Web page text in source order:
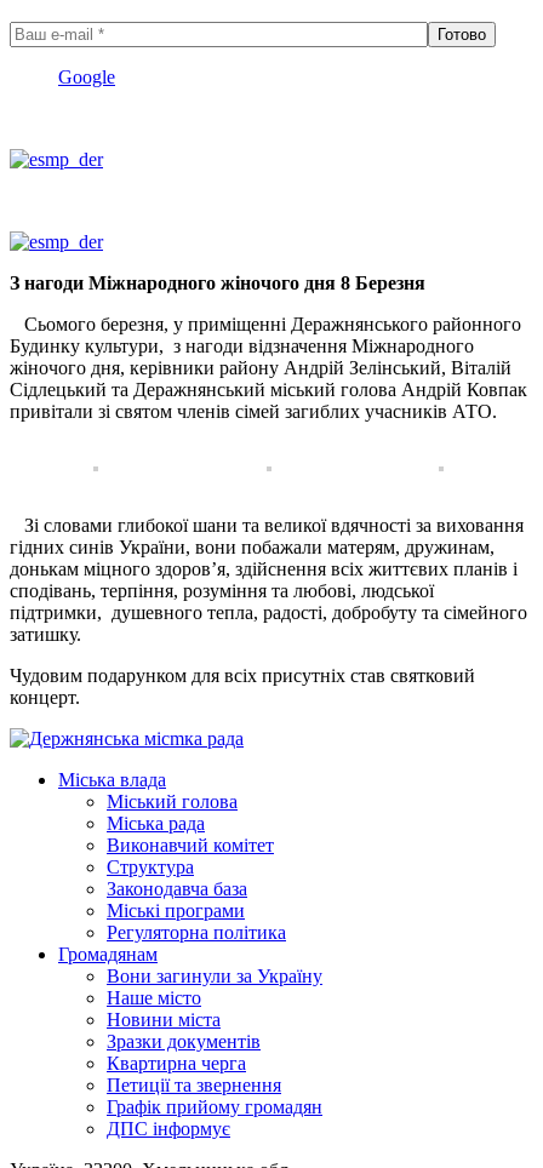
Google
З нагоди Міжнародного жіночого дня 8 Березня
Сьомого березня, у приміщенні Деражнянського районного
Будинку культури, з нагоди відзначення Міжнародного
жіночого дня, керівники району Андрій Зелінський, Віталій
Сідлецький та Деражнянський міський голова Андрій Ковпак
привітали зі святом членів сімей загиблих учасників АТО.
Зі словами глибокої шани та великої вдячності за виховання
гідних синів України, вони побажали матерям, дружинам,
донькам міцного здоров’я, здійснення всіх життєвих планів і
сподівань, терпіння, розуміння та любові, людської
підтримки, душевного тепла, радості, добробуту та сімейного
затишку.
Чудовим подарунком для всіх присутніх став святковий
концерт.
Міська влада
Міський голова
Міська рада
Виконавчий комітет
Структура
Законодавча база
Міські програми
Регуляторна політика
Громадянам
Вони загинули за Україну
Наше місто
Новини міста
Зразки документів
Квартирна черга
Петиції та звернення
Графік прийому громадян
ДПС інформує